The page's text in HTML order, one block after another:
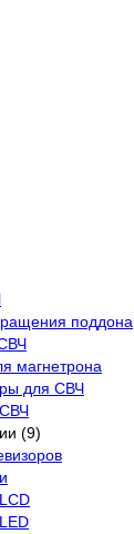
поддона
магнетрона
для СВЧ
(9)